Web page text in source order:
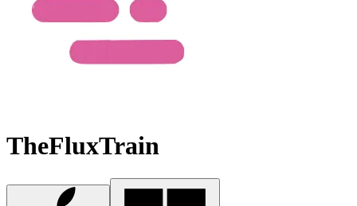
TheFluxTrain